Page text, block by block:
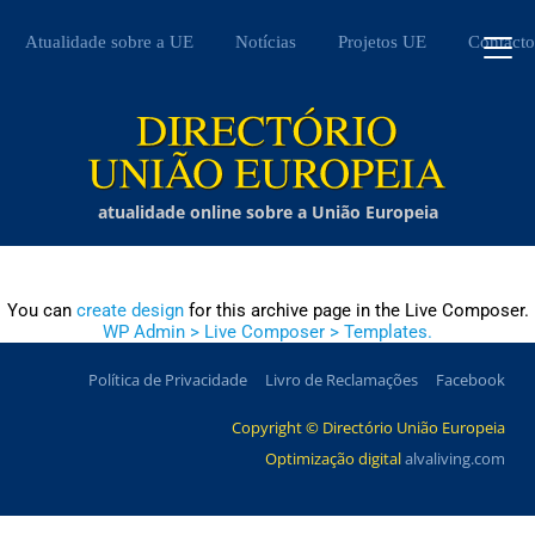
Atualidade sobre a UE Notícias Projetos UE Contacto
atualidade online sobre a União Europeia
You can create designfor this archive page in the Live Composer.
WP Admin > Live Composer > Templates.
Política de Privacidade Livro de Reclamações Facebook
Copyright © Directório União Europeia
Optimização digitalalvaliving.com